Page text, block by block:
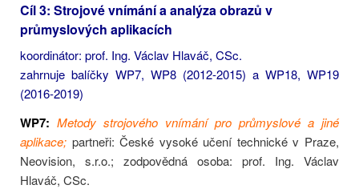
Cíl 3: Strojové vnímání a analýza obrazů v
průmyslových aplikacích
koordinátor: prof. Ing. Václav Hlaváč, CSc.
zahrnuje balíčky WP7, WP8 (2012-2015) a WP18, WP19
(2016-2019)
WP7: Metody strojového vnímání pro průmyslové a jiné
aplikace; partneři: České vysoké učení technické v Praze,
Neovision, s.r.o.; zodpovědná osoba: prof. Ing. Václav
Hlaváč, CSc.